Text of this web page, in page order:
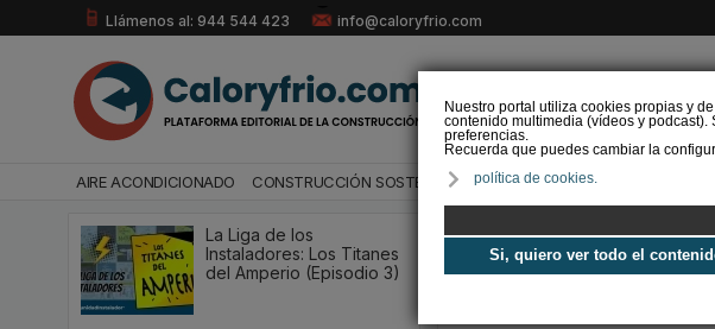
Nuestro portal utiliza cookies propias y
contenido multimedia (vídeos y
preferencias.
Recuerda que puedes cambiar la
política de cookies.
Si, quiero ver todo el
Llámenos al: 944 544 423 info@caloryfrio.com
AIRE ACONDICIONADO CONSTRUCCIÓN SOSTENIBLE ENERGÍAS RENOVABLES
La Liga de los
Instaladores: Los Titanes
del Amperio (Episodio 3)
Universo
año, muchos